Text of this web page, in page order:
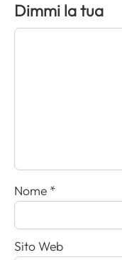
Dimmi la tua
Nome *
Sito Web